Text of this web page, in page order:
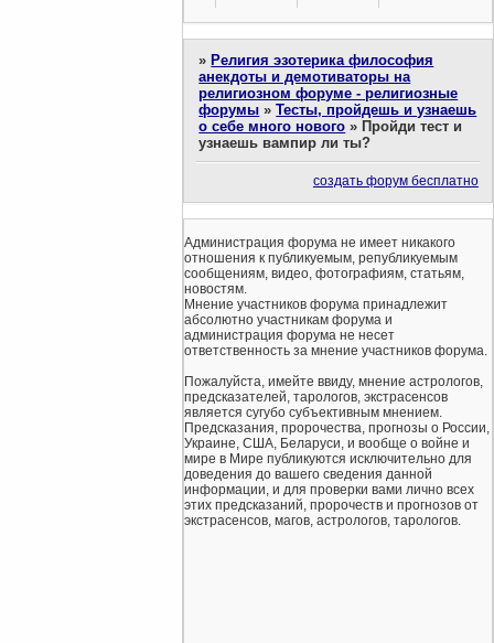
» Религия эзотерика философия
анекдоты и демотиваторы на
религиозном форуме - религиозные
форумы »Тесты, пройдешь и узнаешь
о себе много нового » Пройди тест и
узнаешь вампир ли ты?
создать форум бесплатно
Администрация форума не имеет никакого
отношения к публикуемым, републикуемым
сообщениям, видео, фотографиям, статьям,
новостям.
Мнение участников форума принадлежит
абсолютно участникам форума и
администрация форума не несет
ответственность за мнение участников форума.
Пожалуйста, имейте ввиду, мнение астрологов,
предсказателей, тарологов, экстрасенсов
является сугубо субъективным мнением.
Предсказания, пророчества, прогнозы о России,
Украине, США, Беларуси, и вообще о войне и
мире в Мире публикуются исключительно для
доведения до вашего сведения данной
информации, и для проверки вами лично всех
этих предсказаний, пророчеств и прогнозов от
экстрасенсов, магов, астрологов, тарологов.